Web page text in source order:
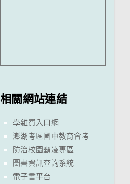
相關網站連結
學雜費入口網
澎湖考區國中教育會考
防治校園霸凌專區
圖書資訊查詢系統
電子書平台